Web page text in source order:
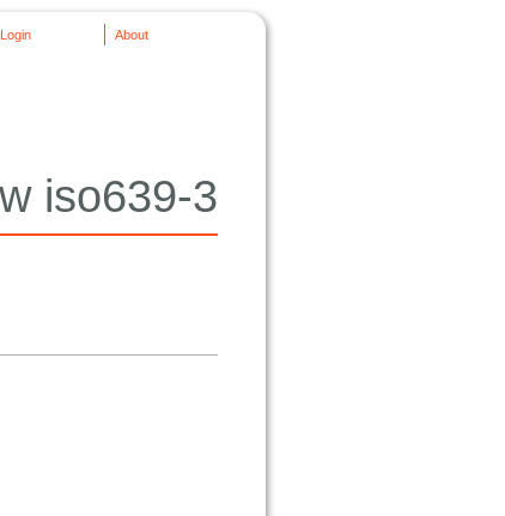
About
Login
iso639-3